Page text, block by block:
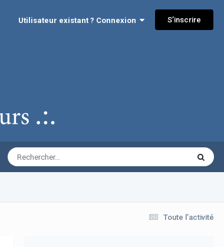
Utilisateur existant ? Connexion S’inscrire
Toute l’activité